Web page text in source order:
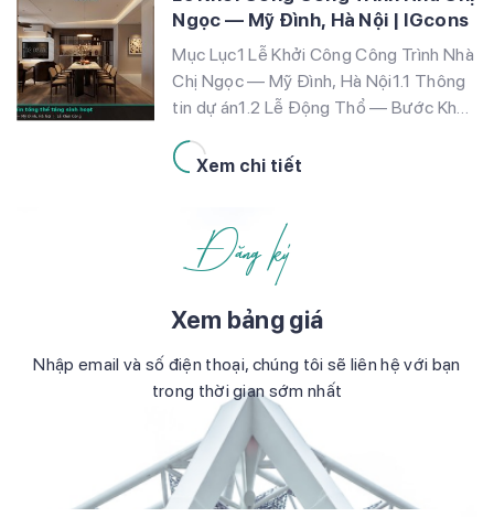
Ngọc — Mỹ Đình, Hà Nội | IGcons
Mục Lục1 Lễ Khởi Công Công Trình Nhà
Chị Ngọc — Mỹ Đình, Hà Nội1.1 Thông
tin dự án1.2 Lễ Động Thổ — Bước Khởi
Thiết Kế — Phong Cách Wabi-Sabi
làm việc1.7 Phòng trẻ em1.8 Hành […]
Xem chi tiết
Đăng ký
Xem bảng giá
Nhập email và số điện thoại, chúng tôi sẽ liên hệ với bạn
trong thời gian sớm nhất